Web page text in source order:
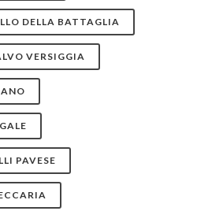
DELLA BATTAGLIA
VERSIGGIA
PAVESE